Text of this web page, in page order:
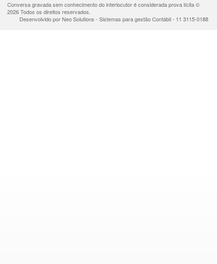
Conversa gravada sem conhecimento do interlocutor é considerada prova lícita ©
2026 Todos os direitos reservados.
Desenvolvido por Neo Solutions - Sistemas para gestão Contábil - 11 3115-0188